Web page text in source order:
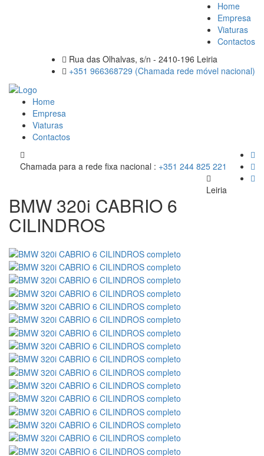
Home
Empresa
Viaturas
Contactos
Rua das Olhalvas, s/n - 2410-196 Leiria
+351 966368729 (Chamada rede móvel nacional)
Home
Empresa
Viaturas
Contactos
Chamada para a rede fixa nacional : +351 244 825 221
Leiria
BMW 320i CABRIO 6
CILINDROS